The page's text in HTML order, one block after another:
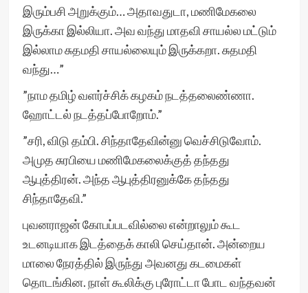
இரும்பசி அறுக்கும்… அதாவதுடா, மணிமேகலை
இருக்கா இல்லியா. அவ வந்து மாதவி சாயல்ல மட்டும்
இல்லாம சுதமதி சாயல்லையும் இருக்கறா. சுதமதி
வந்து…”
”நாம தமிழ் வளர்ச்சிக் கழகம் நடத்தலைண்ணா.
ஹோட்டல் நடத்தப்போறோம்.”
”சரி, விடு தம்பி. சிந்தாதேவின்னு வெச்சிடுவோம்.
அமுத சுரபியை மணிமேகலைக்குத் தந்தது
ஆபுத்திரன். அந்த ஆபுத்திரனுக்கே தந்தது
சிந்தாதேவி.”
புவனராஜன் கோபப்படவில்லை என்றாலும் கூட
உடனடியாக இடத்தைக் காலி செய்தான். அன்றைய
மாலை நேரத்தில் இருந்து அவனது கடமைகள்
தொடங்கின. நாள் கூலிக்கு புரோட்டா போட வந்தவன்